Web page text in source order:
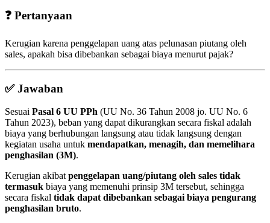
❓ Pertanyaan
Kerugian karena penggelapan uang atas pelunasan piutang oleh
sales, apakah bisa dibebankan sebagai biaya menurut pajak?
✅ Jawaban
Sesuai Pasal 6 UU PPh (UU No. 36 Tahun 2008 jo. UU No. 6
Tahun 2023), beban yang dapat dikurangkan secara fiskal adalah
biaya yang berhubungan langsung atau tidak langsung dengan
kegiatan usaha untuk mendapatkan, menagih, dan memelihara
penghasilan (3M).
Kerugian akibat penggelapan uang/piutang oleh sales tidak
termasuk biaya yang memenuhi prinsip 3M tersebut, sehingga
secara fiskal tidak dapat dibebankan sebagai biaya pengurang
penghasilan bruto.